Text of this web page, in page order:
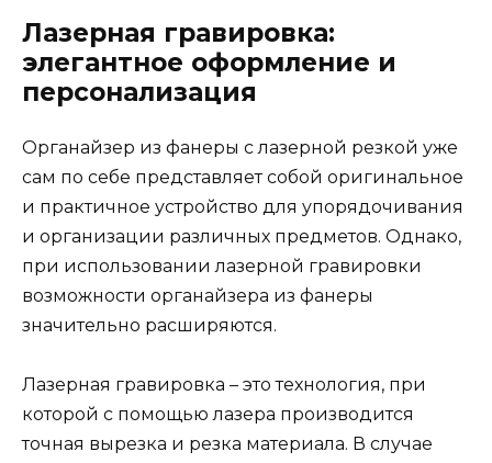
Лазерная гравировка:
элегантное оформление и
персонализация
Органайзер из фанеры с лазерной резкой уже
сам по себе представляет собой оригинальное
и практичное устройство для упорядочивания
и организации различных предметов. Однако,
при использовании лазерной гравировки
возможности органайзера из фанеры
значительно расширяются.
Лазерная гравировка – это технология, при
которой с помощью лазера производится
точная вырезка и резка материала. В случае